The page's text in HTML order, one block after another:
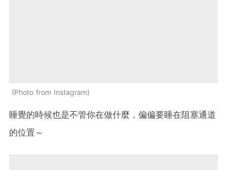
Photo from Instagram
睡覺的時候也是不管你在做什麼，偏偏要睡在阻塞通道
的位置～